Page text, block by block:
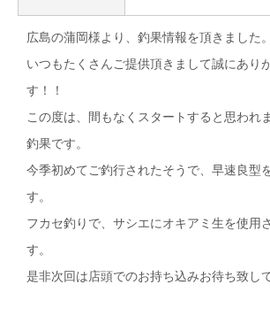
広島の蒲岡様より、釣果情報を頂きました。
いつもたくさんご提供頂きまして誠にあり
す！！
この度は、間もなくスタートすると思われ
釣果です。
今季初めてご釣行されたそうで、早速良型
す。
フカセ釣りで、サシエにオキアミ生を使用
す。
是非次回は店頭でのお持ち込みお待ち致し